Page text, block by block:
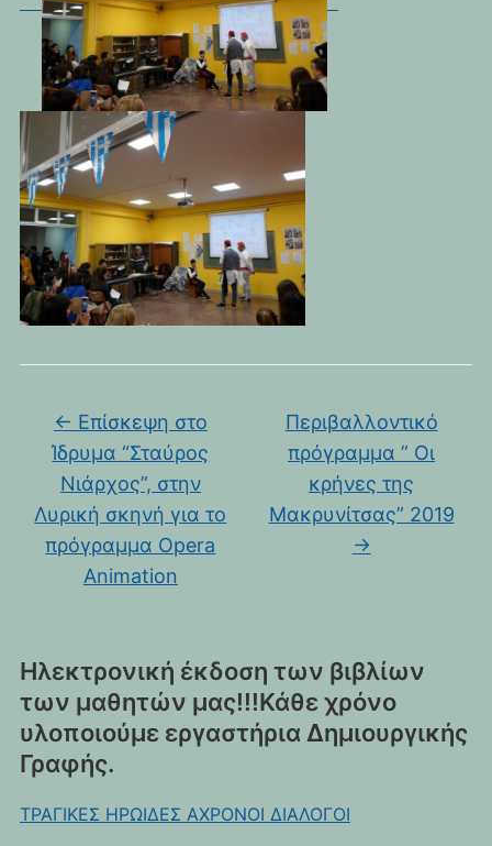
Ηλεκτρονική έκδοση των βιβλίων
των μαθητών μας!!!Κάθε χρόνο
υλοποιούμε εργαστήρια Δημιουργικής
Γραφής.
ΤΡΑΓΙΚΕΣ ΗΡΩΙΔΕΣ ΑΧΡΟΝΟΙ ΔΙΑΛΟΓΟΙ
← Επίσκεψη στο
Ίδρυμα “Σταύρος
Νιάρχος”, στην
Λυρική σκηνή για το
πρόγραμμα Opera
Animation
Περιβαλλοντικό
πρόγραμμα ” Οι
κρήνες της
Μακρυνίτσας” 2019
→